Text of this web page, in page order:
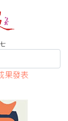
果發表